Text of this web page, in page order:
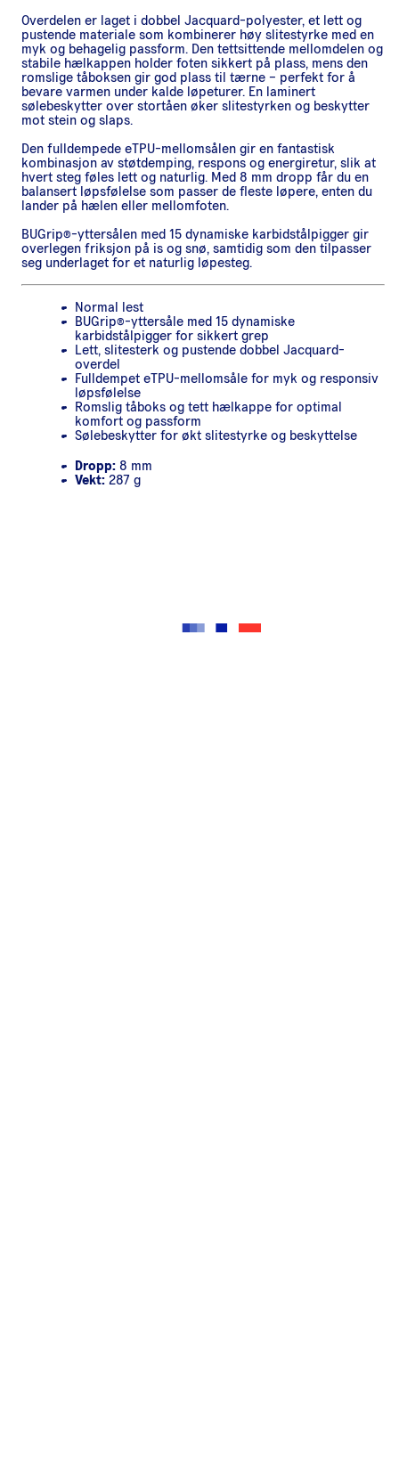
Overdelen er laget i dobbel Jacquard-polyester, et lett og
pustende materiale som kombinerer høy slitestyrke med en
myk og behagelig passform. Den tettsittende mellomdelen og
stabile hælkappen holder foten sikkert på plass, mens den
romslige tåboksen gir god plass til tærne – perfekt for å
bevare varmen under kalde løpeturer. En laminert
sølebeskytter over stortåen øker slitestyrken og beskytter
mot stein og slaps.
Den fulldempede eTPU-mellomsålen gir en fantastisk
kombinasjon av støtdemping, respons og energiretur, slik at
hvert steg føles lett og naturlig. Med 8 mm dropp får du en
balansert løpsfølelse som passer de fleste løpere, enten du
lander på hælen eller mellomfoten.
BUGrip®-yttersålen med 15 dynamiske karbidstålpigger gir
overlegen friksjon på is og snø, samtidig som den tilpasser
seg underlaget for et naturlig løpesteg.
Normal lest
BUGrip®-yttersåle med 15 dynamiske
karbidstålpigger for sikkert grep
Lett, slitesterk og pustende dobbel Jacquard-
overdel
Fulldempet eTPU-mellomsåle for myk og responsiv
løpsfølelse
Romslig tåboks og tett hælkappe for optimal
komfort og passform
Sølebeskytter for økt slitestyrke og beskyttelse
Dropp: 8 mm
Vekt: 287 g